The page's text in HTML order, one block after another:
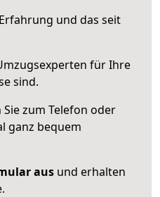
Erfahrung und das seit
für Ihre
sind.
zum Telefon oder
ganz bequem
aus und erhalten